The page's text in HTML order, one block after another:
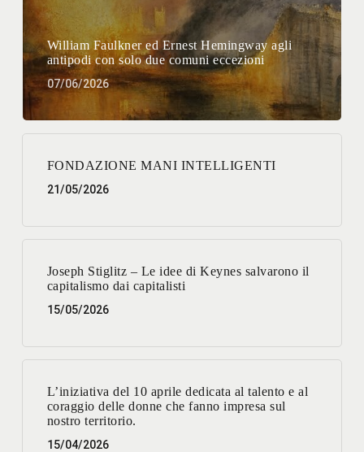
William Faulkner ed Ernest Hemingway agli
antipodi con solo due comuni eccezioni
07/06/2026
FONDAZIONE MANI INTELLIGENTI
21/05/2026
Joseph Stiglitz – Le idee di Keynes salvarono il
capitalismo dai capitalisti
15/05/2026
L’iniziativa del 10 aprile dedicata al talento e al
coraggio delle donne che fanno impresa sul
nostro territorio.
15/04/2026